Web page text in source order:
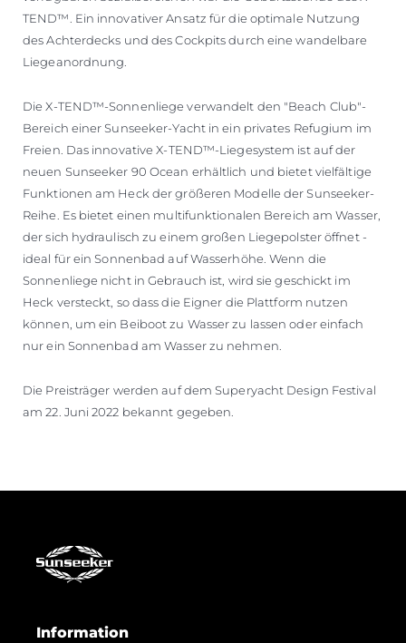
TEND™. Ein innovativer Ansatz für die optimale Nutzung
des Achterdecks und des Cockpits durch eine wandelbare
Liegeanordnung.
Die X-TEND™-Sonnenliege verwandelt den "Beach Club"-
Bereich einer Sunseeker-Yacht in ein privates Refugium im
Freien. Das innovative X-TEND™-Liegesystem ist auf der
neuen Sunseeker 90 Ocean erhältlich und bietet vielfältige
Funktionen am Heck der größeren Modelle der Sunseeker-
Reihe. Es bietet einen multifunktionalen Bereich am Wasser,
der sich hydraulisch zu einem großen Liegepolster öffnet -
ideal für ein Sonnenbad auf Wasserhöhe. Wenn die
Sonnenliege nicht in Gebrauch ist, wird sie geschickt im
Heck versteckt, so dass die Eigner die Plattform nutzen
können, um ein Beiboot zu Wasser zu lassen oder einfach
nur ein Sonnenbad am Wasser zu nehmen.
Die Preisträger werden auf dem Superyacht Design Festival
am 22. Juni 2022 bekannt gegeben.
Information